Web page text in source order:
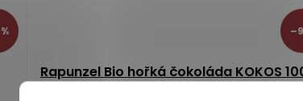
Rapunzel Bio hořká čokoláda KOKOS